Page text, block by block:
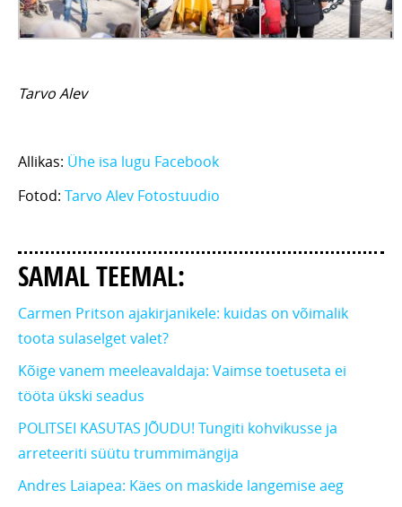
Tarvo Alev
Allikas: Ühe isa lugu Facebook
Fotod: Tarvo Alev Fotostuudio
SAMAL TEEMAL:
Carmen Pritson ajakirjanikele: kuidas on võimalik
toota sulaselget valet?
Kõige vanem meeleavaldaja: Vaimse toetuseta ei
tööta ükski seadus
POLITSEI KASUTAS JÕUDU! Tungiti kohvikusse ja
arreteeriti süütu trummimängija
Andres Laiapea: Käes on maskide langemise aeg